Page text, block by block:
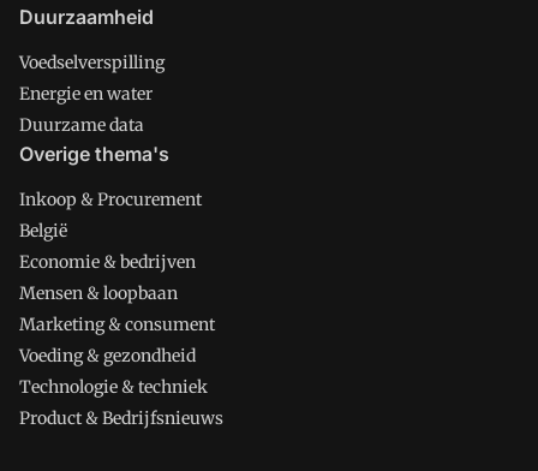
Duurzaamheid
Voedselverspilling
Energie en water
Duurzame data
Overige thema's
Inkoop & Procurement
België
Economie & bedrijven
Mensen & loopbaan
Marketing & consument
Voeding & gezondheid
Technologie & techniek
Product & Bedrijfsnieuws